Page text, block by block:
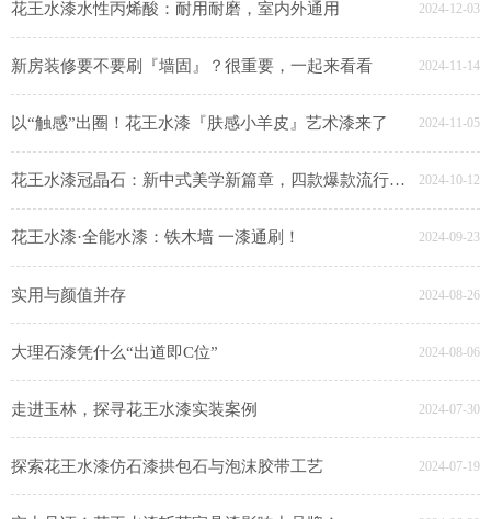
花王水漆水性丙烯酸：耐用耐磨，室内外通用 2024-12-03
新房装修要不要刷『墙固』？很重要，一起来看看 2024-11-14
以“触感”出圈！花王水漆『肤感小羊皮』艺术漆来了 2024-11-05
花王水漆冠晶石：新中式美学新篇章，四款爆款流行色惊艳登场 2024-10-12
花王水漆·全能水漆：铁木墙 一漆通刷！ 2024-09-23
实用与颜值并存 2024-08-26
大理石漆凭什么“出道即C位” 2024-08-06
走进玉林，探寻花王水漆实装案例 2024-07-30
探索花王水漆仿石漆拱包石与泡沫胶带工艺 2024-07-19